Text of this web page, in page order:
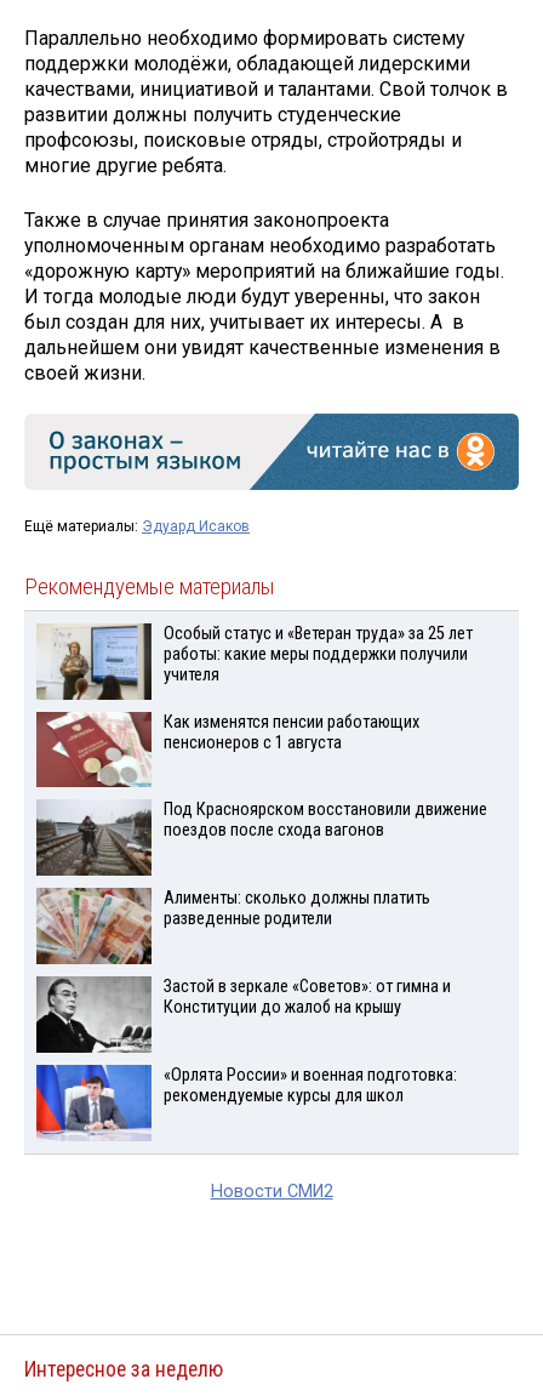
Параллельно необходимо формировать систему
поддержки молодёжи, обладающей лидерскими
качествами, инициативой и талантами. Свой толчок в
развитии должны получить студенческие
профсоюзы, поисковые отряды, стройотряды и
многие другие ребята.
Также в случае принятия законопроекта
уполномоченным органам необходимо разработать
«дорожную карту» мероприятий на ближайшие годы.
И тогда молодые люди будут уверенны, что закон
был создан для них, учитывает их интересы. А в
дальнейшем они увидят качественные изменения в
своей жизни.
Ещё материалы: Эдуард Исаков
Рекомендуемые материалы
Особый статус и «Ветеран труда» за 25 лет
работы: какие меры поддержки получили
учителя
Как изменятся пенсии работающих
пенсионеров с 1 августа
Под Красноярском восстановили движение
поездов после схода вагонов
Алименты: сколько должны платить
разведенные родители
Застой в зеркале «Советов»: от гимна и
Конституции до жалоб на крышу
«Орлята России» и военная подготовка:
рекомендуемые курсы для школ
Новости СМИ2
Интересное за неделю